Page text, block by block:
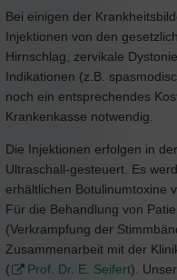
Bei einigen der
Injektionen von den
Hirnschlag, zervikale
Indikationen (z.B.
noch ein entsprechendes
Krankenkasse notwendig.
Die Injektionen erfolgen in
Ultraschall-gesteuert. Es
erhältlichen Botulinumtoxine
Für die Behandlung von
(Verkrampfung der
Zusammenarbeit mit der
(
Prof. Dr. E. Seifert).